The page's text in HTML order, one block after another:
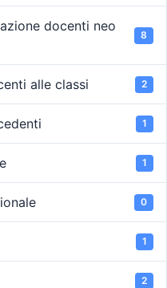
docenti neo
8
alle classi 2
1
1
0
1
2